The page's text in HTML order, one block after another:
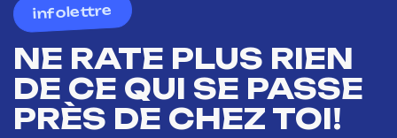
infolettre
NE RATE PLUS RIEN
DE CE QUI SE PASSE
PRÈS DE CHEZ TOI!